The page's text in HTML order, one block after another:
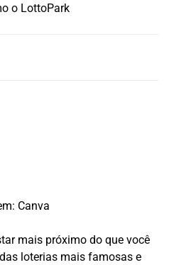
o LottoPark
Canva
mais próximo do que você
loterias mais famosas e